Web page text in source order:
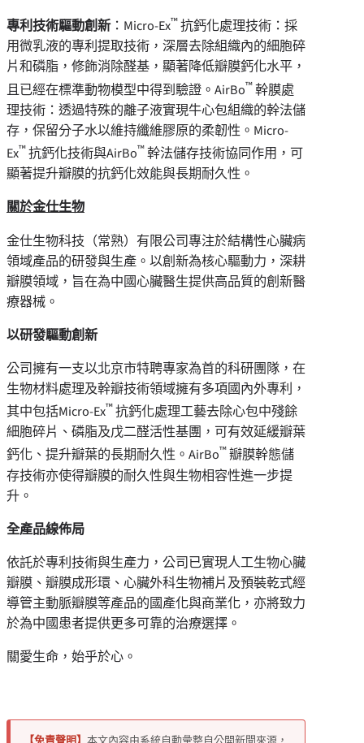
專利技術驅動創新：Micro-Ex™抗鈣化處理技術：採
用微乳液的專利提取技術，深層去除組織內的細胞碎
片和磷脂，修飾消除醛基，顯著降低瓣膜鈣化水平，
且已經在標準動物模型中得到驗證。AirBo™幹膜處
理技術：透過特殊的離子液實現牛心包組織的幹法儲
存，保留分子水以維持纖維膠原的柔韌性。Micro-
Ex™抗鈣化技術與AirBo™幹法儲存技術協同作用，可
顯著提升瓣膜的抗鈣化效能與長期耐久性。
關於金仕生物
金仕生物科技（常熟）有限公司專注於結構性心臟病
領域產品的研發與生產。以創新為核心驅動力，深耕
瓣膜領域，旨在為中國心臟醫生提供高品質的創新醫
療器械。
以研發驅動創新
公司擁有一支以北京市特聘專家為首的科研團隊，在
生物材料處理及幹瓣技術領域擁有多項國內外專利，
其中包括Micro-Ex™抗鈣化處理工藝去除心包中殘餘
細胞碎片、磷脂及戊二醛活性基團，可有效延緩瓣葉
鈣化、提升瓣葉的長期耐久性。AirBo™瓣膜幹態儲
存技術亦使得瓣膜的耐久性與生物相容性進一步提
升。
全產品線佈局
依託於專利技術與生產力，公司已實現人工生物心臟
瓣膜、瓣膜成形環、心臟外科生物補片及預裝乾式經
導管主動脈瓣膜等產品的國產化與商業化，亦將致力
於為中國患者提供更多可靠的治療選擇。
關愛生命，始乎於心。